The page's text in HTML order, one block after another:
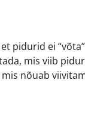
pidurid ei “võta”
mis viib
mis nõuab